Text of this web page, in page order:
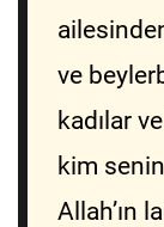
ve
kadılar
kim
Allah’ın